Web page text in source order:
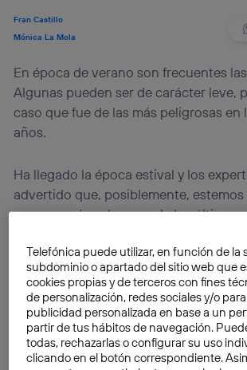
Fran Castillo
Mónica La Mola
En época de verano son frecuentes
Algunas pueden ser de carácter leve,
caso que fue de las más peligrosas en
años.
Ha llegado la época estival y los
advertido que, posiblemente,
veranos más calurosos de los últimos
40 grados centígrados.
Pese a todo, los meteorólogos
de las cifras, este no sea tan caluroso
2003, donde se sufrió la peor ola de
historia desde 1540. En aquella
Telefónica puede utilizar, en función de la
subdominio o apartado del sitio web que
cookies propias y de terceros con fines
de personalización, redes sociales y/o
publicidad personalizada en base a un
partir de tus hábitos de navegación.
todas, rechazarlas o configurar su uso
clicando en el botón correspondiente.